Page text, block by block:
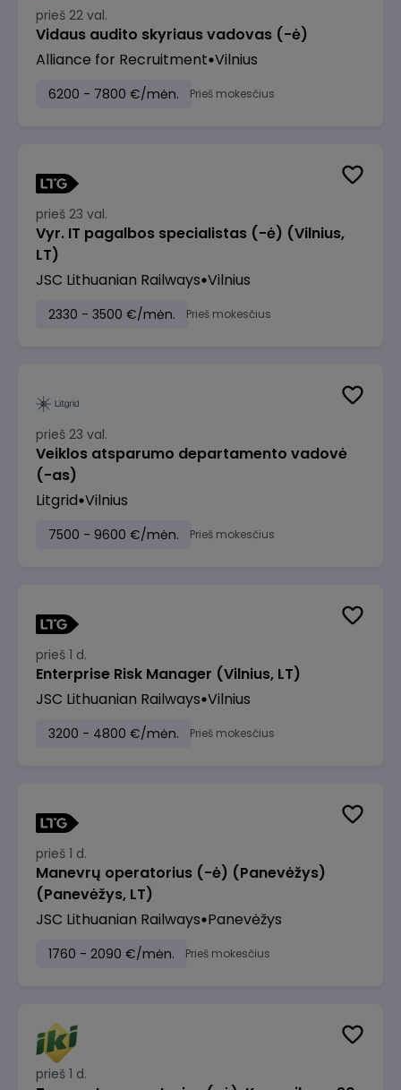
prieš 22 val.
Vidaus audito skyriaus vadovas (-ė)
Alliance for Recruitment Vilnius
6200 - 7800 €/mėn. Prieš mokesčius
prieš 23 val.
Vyr. IT pagalbos specialistas (-ė) (Vilnius,
LT)
JSC Lithuanian Railways Vilnius
2330 - 3500 €/mėn. Prieš mokesčius
prieš 23 val.
Veiklos atsparumo departamento vadovė
(-as)
Litgrid Vilnius
7500 - 9600 €/mėn. Prieš mokesčius
prieš 1 d.
Enterprise Risk Manager (Vilnius, LT)
JSC Lithuanian Railways Vilnius
3200 - 4800 €/mėn. Prieš mokesčius
prieš 1 d.
Manevrų operatorius (-ė) (Panevėžys)
(Panevėžys, LT)
JSC Lithuanian Railways Panevėžys
1760 - 2090 €/mėn. Prieš mokesčius
prieš 1 d.